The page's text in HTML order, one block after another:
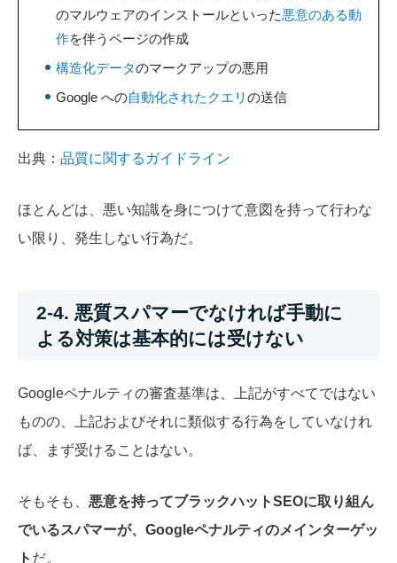
のマルウェアのインストールといった悪意のある動
作を伴うページの作成
構造化データのマークアップの悪用
Google への自動化されたクエリ の送信
出典： 品質に関するガイドライン
ほとんどは、悪い知識を身につけて意図を持って行わな
い限り、発生しない行為だ。
2-4. 悪質スパマーでなければ手動に
よる対策は基本的には受けない
Googleペナルティの審査基準は、上記がすべてではない
ものの、上記およびそれに類似する行為をしていなけれ
ば、まず受けることはない。
そもそも、 悪意を持ってブラックハットSEOに取り組ん
でいるスパマーが、Googleペナルティのメインターゲッ
ト だ。